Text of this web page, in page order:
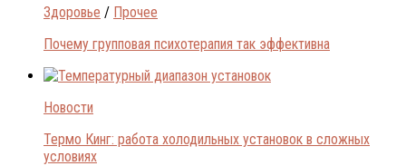
Здоровье / Прочее
Почему групповая психотерапия так эффективна
Новости
Термо Кинг: работа холодильных установок в сложных
условиях